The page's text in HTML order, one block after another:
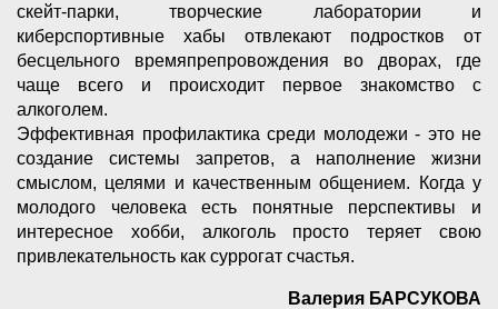
скейт-парки, творческие лаборатории и
киберспортивные хабы отвлекают подростков от
бесцельного времяпрепровождения во дворах, где
чаще всего и происходит первое знакомство с
алкоголем.
Эффективная профилактика среди молодежи - это не
создание системы запретов, а наполнение жизни
смыслом, целями и качественным общением. Когда у
молодого человека есть понятные перспективы и
интересное хобби, алкоголь просто теряет свою
привлекательность как суррогат счастья.
Валерия БАРСУКОВА